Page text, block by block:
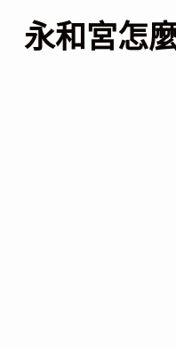
永和宮怎